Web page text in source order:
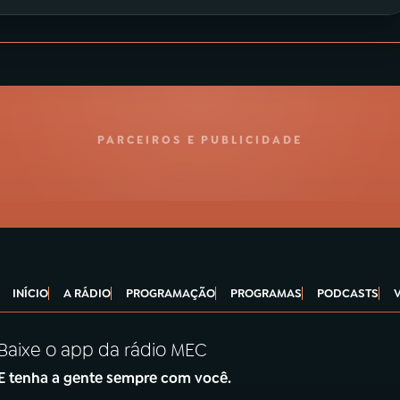
PARCEIROS E PUBLICIDADE
INÍCIO A RÁDIO PROGRAMAÇÃO PROGRAMAS PODCASTS
o app da rádio MEC
tenha a gente sempre com você.